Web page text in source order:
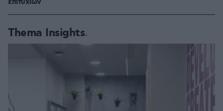
επιτυχιών
Thema Insights